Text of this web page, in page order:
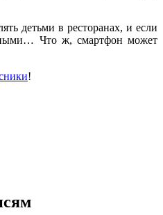
детьми в ресторанах, и если
Что ж, смартфон может
!